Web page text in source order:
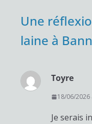
Une
laine à
Toyre
18/06/2026
Je serais